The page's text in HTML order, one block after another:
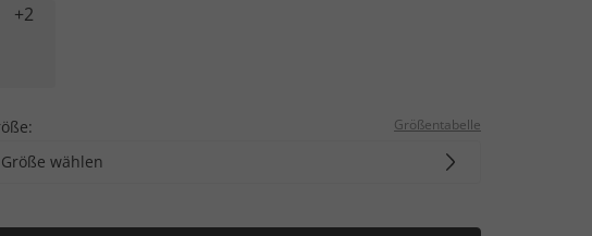
+2
Größentabelle
Größe wählen